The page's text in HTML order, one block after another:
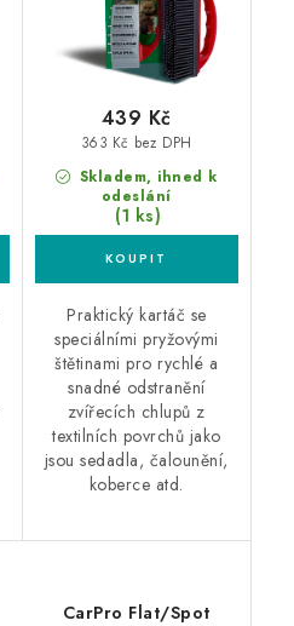
Skladem, ihned k
odeslání
(1 ks)
363 Kč bez DPH
439 Kč
Praktický kartáč se
speciálními pryžovými
štětinami pro rychlé a
snadné odstranění
zvířecích chlupů z
textilních povrchů jako
jsou sedadla, čalounění,
koberce atd.
CarPro Flat/Spot